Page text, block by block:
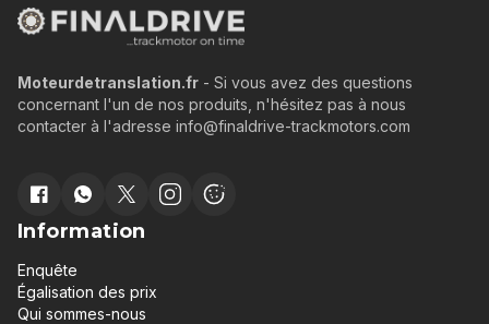
Moteurdetranslation.fr - Si vous avez des questions
concernant l'un de nos produits, n'hésitez pas à nous
contacter à l'adresse info@finaldrive-trackmotors.com
Information
Enquête
Égalisation des prix
Qui sommes-nous